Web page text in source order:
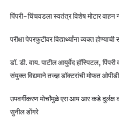
पिंपरी-चिंचवडला स्वतंत्र विशेष मोटार वाहन
परीक्षा पेपरफुटीवर विद्यार्थ्यांना व्यक्त
डॉ. डी. वाय. पाटील आयुर्वेद हॉस्पिटल,
संयुक्त विद्यमाने तज्ज्ञ डॉक्टरांची मोफत
उपवर्गीकरण मोर्चांमुळे एस आय आर कडे
सुनील डोंगरे